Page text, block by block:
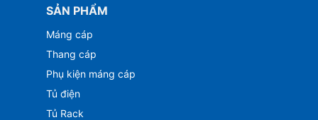
SẢN PHẨM
Máng cáp
Thang cáp
Phụ kiện máng cáp
Tủ điện
Tủ Rack